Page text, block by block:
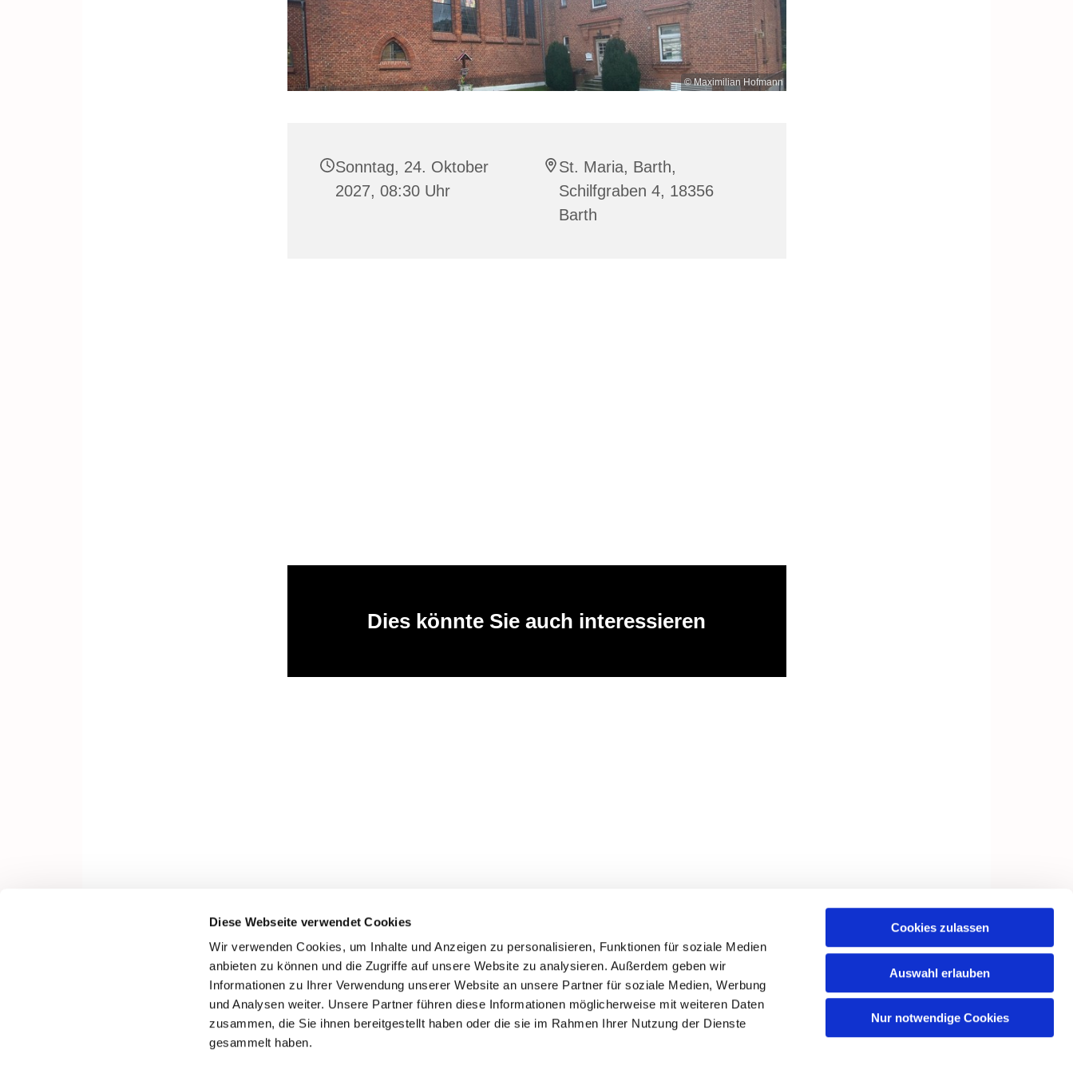
Diese Webseite verwendet Cookies
Wir verwenden Cookies, um Inhalte und Anzeigen zu personalisieren, Funktionen für soziale Medien
anbieten zu können und die Zugriffe auf unsere Website zu analysieren. Außerdem geben wir
Informationen zu Ihrer Verwendung unserer Website an unsere Partner für soziale Medien, Werbung
und Analysen weiter. Unsere Partner führen diese Informationen möglicherweise mit weiteren Daten
zusammen, die Sie ihnen bereitgestellt haben oder die sie im Rahmen Ihrer Nutzung der Dienste
gesammelt haben.
Cookies zulassen
Auswahl erlauben
Nur notwendige Cookies
© Maximilian Hofmann
Sonntag, 24. Oktober
2027, 08:30 Uhr
St. Maria, Barth,
Schilfgraben 4, 18356
Barth
Dies könnte Sie auch interessieren